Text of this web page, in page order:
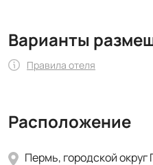
Варианты
Правила отеля
Расположение
Пермь, городской округ